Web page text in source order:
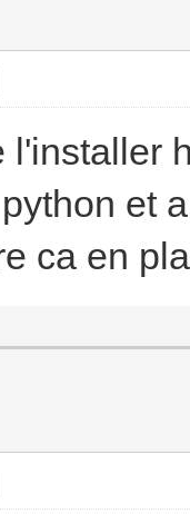
l'installer
et
ca en